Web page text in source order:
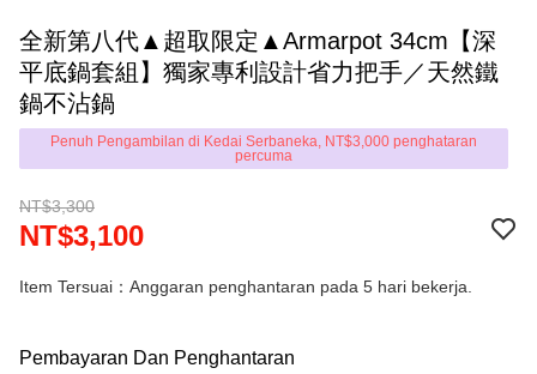
全新第八代▲超取限定▲Armarpot 34cm【深
平底鍋套組】獨家專利設計省力把手／天然鐵
鍋不沾鍋
Penuh Pengambilan di Kedai Serbaneka, NT$3,000 penghataran
percuma
NT$3,300
NT$3,100
Item Tersuai：Anggaran penghantaran pada 5 hari bekerja.
Pembayaran Dan Penghantaran